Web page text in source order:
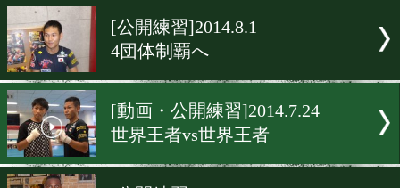
[動画・公開練習]2014.8.27
減量に対策万全
[公開練習]2014.8.26
ボディに注目